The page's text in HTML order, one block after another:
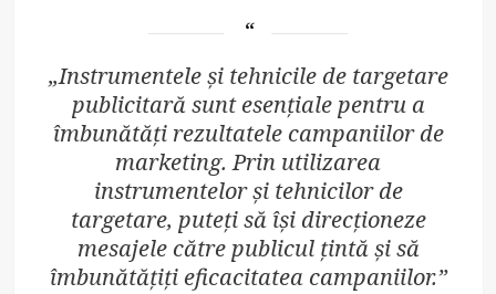
„Instrumentele și tehnicile de targetare
publicitară sunt esențiale pentru a
îmbunătăți rezultatele campaniilor de
marketing. Prin utilizarea
instrumentelor și tehnicilor de
targetare, puteți să își direcționeze
mesajele către publicul țintă și să
îmbunătățiți eficacitatea campaniilor.”